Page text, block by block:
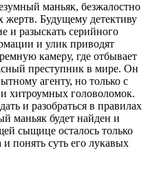
маньяк, безжалостно
Будущему детективу
и разыскать серийного
и улик приводят
камеру, где отбывает
преступник в мире. Он
агенту, но только с
хитроумных головоломок.
и разобраться в правилах
маньяк будет найден и
сыщице осталось только
понять суть его лукавых